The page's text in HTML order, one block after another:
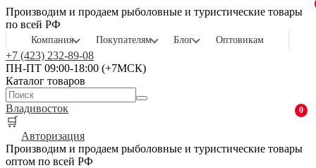
Производим и продаем рыболовные и туристические товары
по всей РФ
Компания Покупателям Блог Оптовикам
+7 (423) 232-89-08
ПН-ПТ 09:00-18:00 (+7МСК)
Каталог товаров
Владивосток
🛒
0
Авторизация
Производим и продаем рыболовные и туристические товары
оптом по всей РФ